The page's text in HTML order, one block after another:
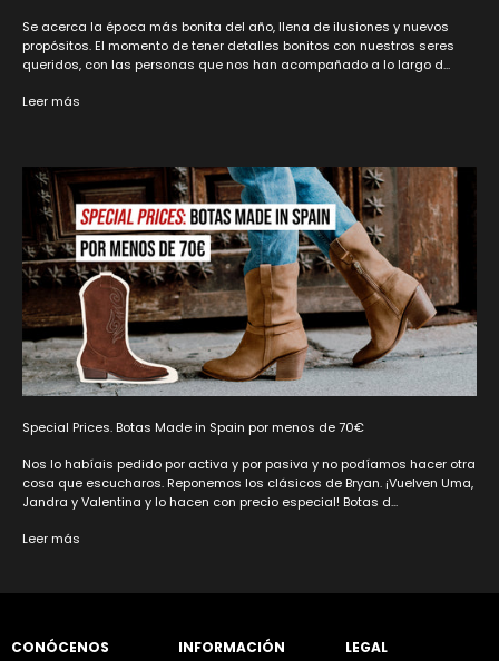
Se acerca la época más bonita del año, llena de ilusiones y nuevos
propósitos. El momento de tener detalles bonitos con nuestros seres
queridos, con las personas que nos han acompañado a lo largo d...
Leer más
Special Prices. Botas Made in Spain por menos de 70€
Nos lo habíais pedido por activa y por pasiva y no podíamos hacer otra
cosa que escucharos. Reponemos los clásicos de Bryan. ¡Vuelven Uma,
Jandra y Valentina y lo hacen con precio especial! Botas d...
Leer más
CONÓCENOS INFORMACIÓN LEGAL